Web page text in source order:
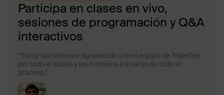
Participa en clases en vivo,
sesiones de programación y Q&A
interactivos
“Estoy sumamente agradecido con el equipo de TripleTen
por todo el apoyo y los consejos a lo largo de todo el
proceso.”